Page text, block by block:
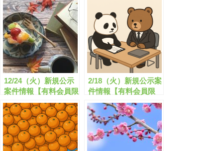
12/24（火）新規公示
案件情報【有料会員限
定】
2/18（火）新規公示案
件情報【有料会員限
定】